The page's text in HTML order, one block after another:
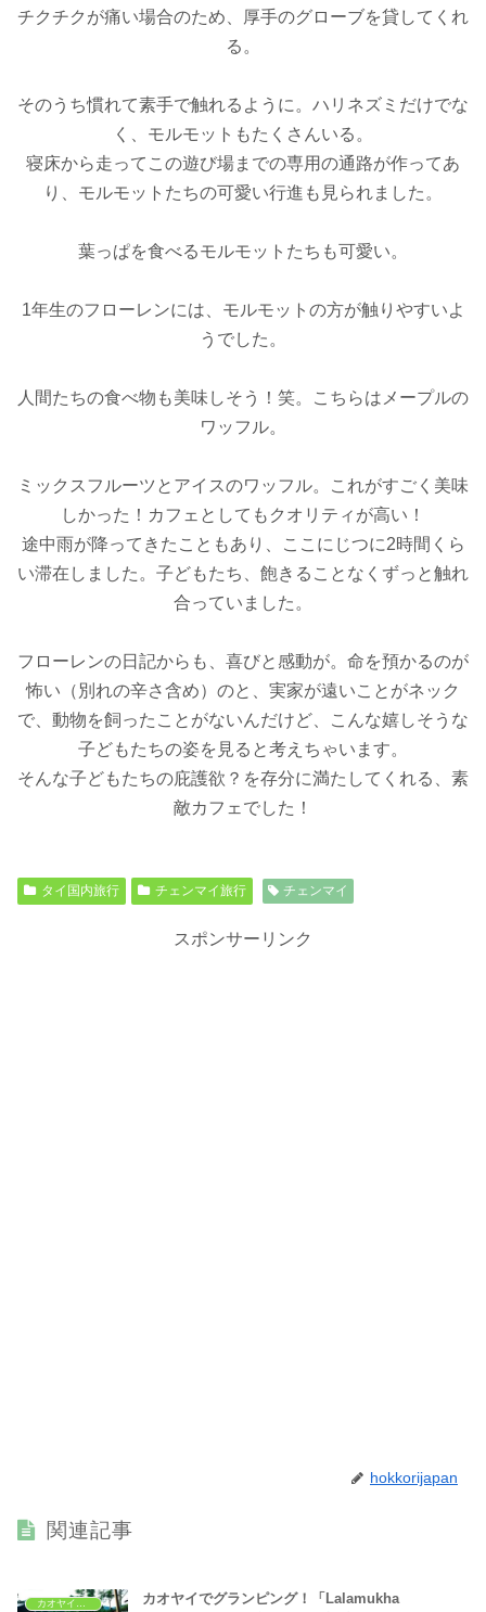
チクチクが痛い場合のため、厚手のグローブを貸してくれ
る。
そのうち慣れて素手で触れるように。ハリネズミだけでな
く、モルモットもたくさんいる。
寝床から走ってこの遊び場までの専用の通路が作ってあ
り、モルモットたちの可愛い行進も見られました。
葉っぱを食べるモルモットたちも可愛い。
1年生のフローレンには、モルモットの方が触りやすいよ
うでした。
人間たちの食べ物も美味しそう！笑。こちらはメープルの
ワッフル。
ミックスフルーツとアイスのワッフル。 これがすごく美味
しかった！ カフェとしてもクオリティが高い！
途中雨が降ってきたこともあり、ここに じつに2時間くら
い滞在しました。 子どもたち、飽きることなく ずっと触れ
合っていました。
フローレンの日記からも、喜びと感動が。 命を預かるのが
怖い（別れの辛さ含め）のと、実家が遠いことがネック
で、動物を飼ったことがないんだけど、こんな嬉しそうな
子どもたちの姿を見ると考え ちゃいます。
そんな子どもたちの庇護欲？を存分に満たしてくれる、素
敵カフェでした！
タイ国内旅行 チェンマイ旅行 チェンマイ
スポンサーリンク
hokkorijapan
関連記事
カオヤイでグランピング！「Lalamukha